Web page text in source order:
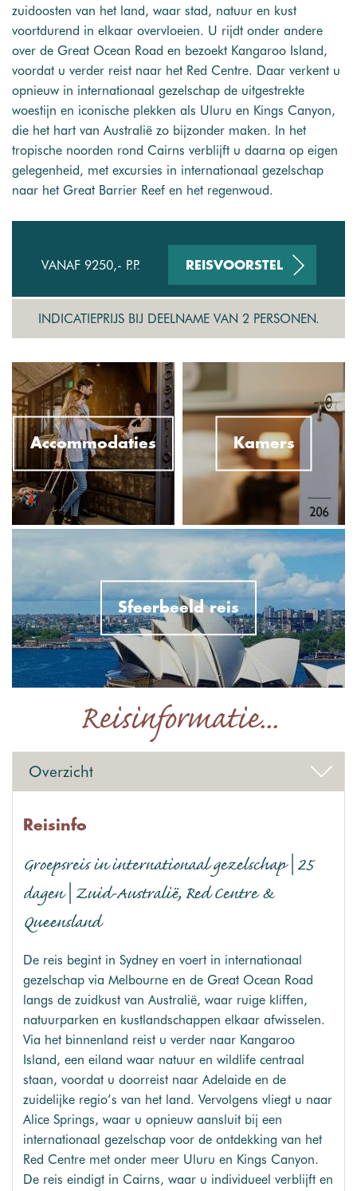
zuidoosten van het land, waar stad, natuur en kust
voortdurend in elkaar overvloeien. U rijdt onder andere
over de Great Ocean Road en bezoekt Kangaroo Island,
voordat u verder reist naar het Red Centre. Daar verkent u
opnieuw in internationaal gezelschap de uitgestrekte
woestijn en iconische plekken als Uluru en Kings Canyon,
die het hart van Australië zo bijzonder maken. In het
tropische noorden rond Cairns verblijft u daarna op eigen
gelegenheid, met excursies in internationaal gezelschap
naar het Great Barrier Reef en het regenwoud.
VANAF 9250,- P.P. REISVOORSTEL
INDICATIEPRIJS BIJ DEELNAME VAN 2 PERSONEN.
Accommodaties Kamers
Sfeerbeeld reis
Reisinformatie...
Overzicht
Reisinfo
Groepsreis in internationaal gezelschap | 25
dagen | Zuid-Australië, Red Centre &
Queensland
De reis begint in Sydney en voert in internationaal
gezelschap via Melbourne en de Great Ocean Road
langs de zuidkust van Australië, waar ruige kliffen,
natuurparken en kustlandschappen elkaar afwisselen.
Via het binnenland reist u verder naar Kangaroo
Island, een eiland waar natuur en wildlife centraal
staan, voordat u doorreist naar Adelaide en de
zuidelijke regio’s van het land. Vervolgens vliegt u naar
Alice Springs, waar u opnieuw aansluit bij een
internationaal gezelschap voor de ontdekking van het
Red Centre met onder meer Uluru en Kings Canyon.
De reis eindigt in Cairns, waar u individueel verblijft en